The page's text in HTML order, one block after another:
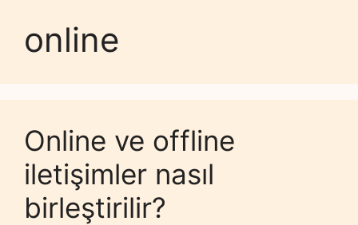
online
Online ve offline
iletişimler nasıl
birleştirilir?